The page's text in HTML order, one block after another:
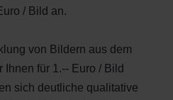
/ Bild an.
von Bildern aus dem
Ihnen für 1.-- Euro / Bild
sich deutliche qualitative